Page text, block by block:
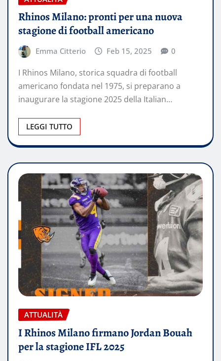
Rhinos Milano: pronti per una nuova
stagione di football americano
Emma Citterio Feb 15, 2025 0
I Rhinos Milano, storica squadra di football
americano fondata nel 1975, si preparano a
inaugurare la stagione 2025 della Italian…
LEGGI TUTTO
ATTUALITÀ
I Rhinos Milano firmano Jordan Bouah
per la stagione IFL 2025